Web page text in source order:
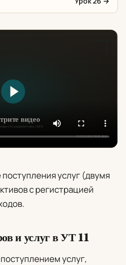
услуг (двумя
с регистрацией
и услуг в УТ 11
услуг,